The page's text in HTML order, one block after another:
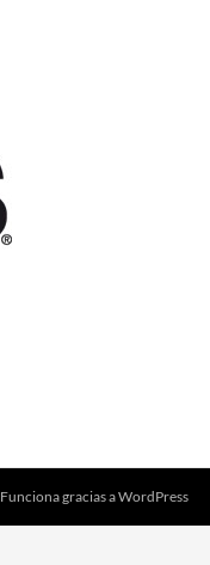
Funciona gracias a WordPress